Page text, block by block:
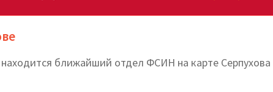
находится ближайший отдел ФСИН на карте Серпухова